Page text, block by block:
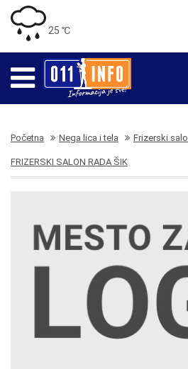
25 ℃
Početna Nega lica i tela Frizerski
FRIZERSKI SALON RADA ŠIK